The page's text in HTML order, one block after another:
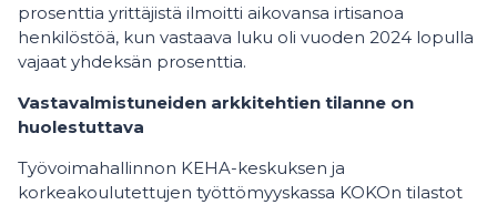
prosenttia yrittäjistä ilmoitti aikovansa irtisanoa
henkilöstöä, kun vastaava luku oli vuoden 2024 lopulla
vajaat yhdeksän prosenttia.
Vastavalmistuneiden arkkitehtien tilanne on
huolestuttava
Työvoimahallinnon KEHA-keskuksen ja
korkeakoulutettujen työttömyyskassa KOKOn tilastot